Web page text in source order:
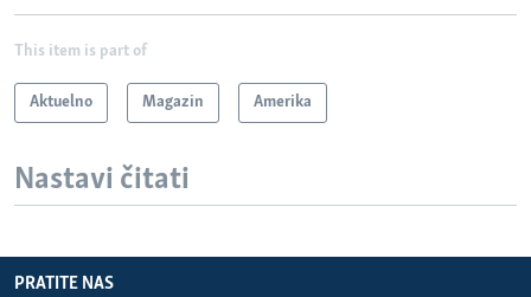
This item is part of
Aktuelno Magazin Amerika
Nastavi čitati
PRATITE NAS